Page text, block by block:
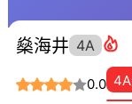
燊海井 4A
0.0